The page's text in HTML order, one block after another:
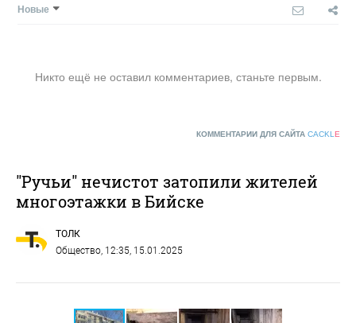
Новые
Никто ещё не оставил комментариев, станьте первым.
КОММЕНТАРИИ ДЛЯ САЙТА CACKL E
"Ручьи" нечистот затопили жителей
многоэтажки в Бийске
ТОЛК
Общество, 12:35, 15.01.2025